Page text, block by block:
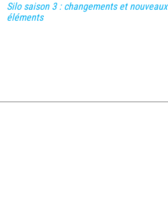
Silo saison 3 : changements et nouveaux
éléments